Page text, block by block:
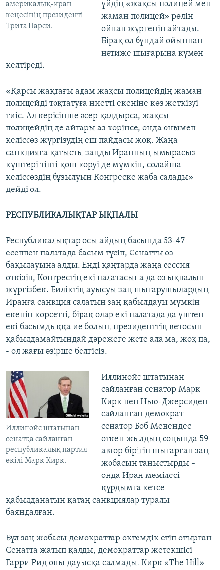
америкалық-иран
кеңесінің президенті
Трита Парси.
үйдің «жақсы полицей мен
жаман полицей» рөлін
ойнап жүргенін айтады.
Бірақ ол бұндай ойыннан
нәтиже шығарына күмән
келтіреді.
«Қарсы жақтағы адам жақсы полицейдің жаман
полицейді тоқтатуға ниетті екеніне көз жеткізуі
тиіс. Ал керісінше әсер қалдырса, жақсы
полицейдің де айтары аз көрінсе, онда онымен
келіссөз жүргізудің еш пайдасы жоқ. Жаңа
санкцияға қатысты заңды Иранның ымырасыз
күштері тіпті қош көруі де мүмкін, солайша
келіссөздің бұзылуын Конгреске жаба салады»
дейді ол.
РЕСПУБЛИКАЛЫҚТАР ЫҚПАЛЫ
Республикалықтар осы айдың басында 53-47
есеппен палатада басым түсіп, Сенатты өз
бақылауына алды. Енді қаңтарда жаңа сессия
өткізіп, Конгрестің екі палатасына да өз ықпалын
жүргізбек. Биліктің ауысуы заң шығарушылардың
Иранға санкция салатын заң қабылдауы мүмкін
екенін көрсетті, бірақ олар екі палатада да үштен
екі басымдыққа ие болып, президенттің ветосын
қабылдамайтындай дәрежеге жете ала ма, жоқ па,
- ол жағы әзірше белгісіз.
Иллинойс штатынан
сенатқа сайланған
республикалық партия
өкілі Марк Кирк.
Иллинойс штатынан
сайланған сенатор Марк
Кирк пен Нью-Джерсиден
сайланған демократ
сенатор Боб Менендес
өткен жылдың соңында 59
автор бірігіп шығарған заң
жобасын таныстырды –
онда Иран мәмілесі
құрдымға кетсе
қабылданатын қатаң санкциялар туралы
баяндалған.
Бұл заң жобасы демократтар өктемдік етіп отырған
Сенатта жатып қалды, демократтар жетекшісі
Гарри Рид оны дауысқа салмады. Кирк «The Hill»